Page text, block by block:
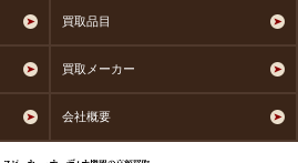
買取品目
買取メーカー
会社概要